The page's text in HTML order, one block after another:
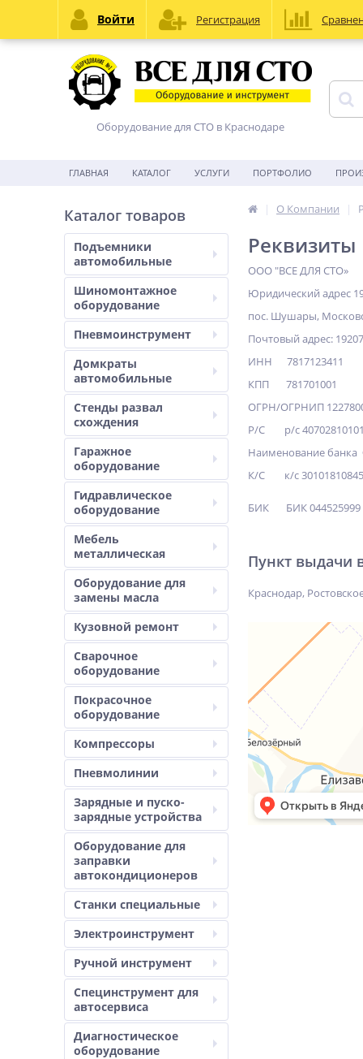
Оборудование для СТО в Краснодаре
ГЛАВНАЯ КАТАЛОГ УСЛУГИ ПОРТФОЛИО
Каталог товаров
Подъемники
автомобильные
Шиномонтажное
оборудование
Пневмоинструмент
Домкраты
автомобильные
Стенды развал
схождения
Гаражное
оборудование
Гидравлическое
оборудование
Мебель
металлическая
Оборудование для
замены масла
Кузовной ремонт
Сварочное
оборудование
Покрасочное
оборудование
Компрессоры
Пневмолинии
Зарядные и пуско-
зарядные устройства
Оборудование для
заправки
автокондиционеров
Станки специальные
Электроинструмент
Ручной инструмент
Специнструмент для
автосервиса
Диагностическое
оборудование
О Компании
Реквизиты
ООО "ВСЕ ДЛЯ СТО»
Юридический адрес
пос. Шушары,
Почтовый адрес:
ИНН 7817123411
КПП 781701001
ОГРН/ОГРНИП
Р/С р/с
Наименование банка
К/С к/с
БИК БИК 044525999
Пункт выдачи
Краснодар,
Войти Регистрация